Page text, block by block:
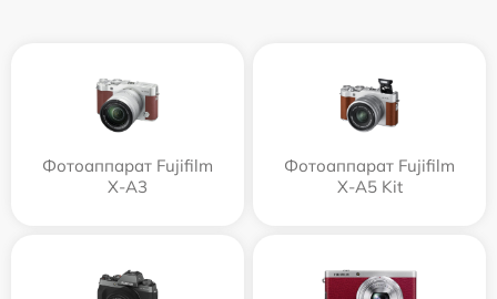
Фотоаппарат Fujifilm
X-A3
Фотоаппарат Fujifilm
X-A5 Kit